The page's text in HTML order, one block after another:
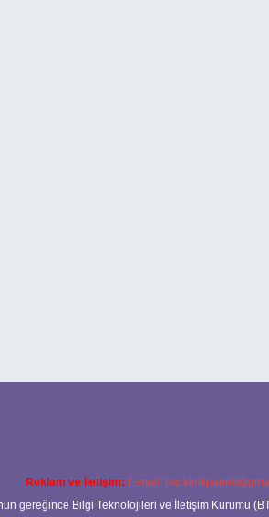
Reklam ve İletişim: E-mail:
gereğince Bilgi Teknolojileri ve İletişim Kurumu